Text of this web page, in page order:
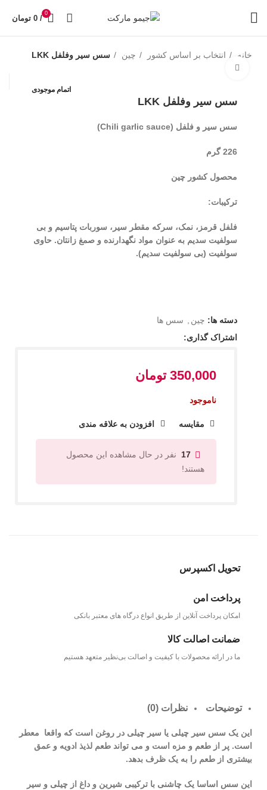
0
/
0 تومان
خانه انتخاب بر اساس کشور چین سس سیر وفلفل LKK
اتمام موجودی
سس سیر وفلفل LKK
سس سیر و فلفل (Chili garlic sauce)
226 گرم
محصول کشور چین
ترکیبات:
فلفل قرمز، نمک، سرکه مقطر سیر، سوربات پتاسیم و بی
سولفیت سدیم به عنوان مواد نگهدارنده و صمغ زانتان. حاوی
سولفیت (بی سولفیت سدیم).
دسته ها: چین
سس ها
اشتراک گذاری:
350,000 تومان
ناموجود
مقایسه افزودن به علاقه مندی
17
نفر در حال مشاهده این محصول
هستند!
تحویل اکسپرس
پرداخت امن
امکان پرداخت آنلاین از طریق انواع درگاه های معتبر بانکی
ضمانت اصالت کالا
ما در ارائه محصولات با کیفیت و اصالت بی‌نظیر متعهد هستیم
توضیحات نظرات (0)
این یک سس سیر چیلی یا سیر چیلی در روغن است که واقعا معطر
است. پر از طعم و مزه است و می تواند طعم لذیذ ادویه و عمق
بیشتری از طعم را به یک ظرف بدهد.
این سس اساسا یک چاشنی با ترکیبی شیرین و داغ از چیلی و سیر